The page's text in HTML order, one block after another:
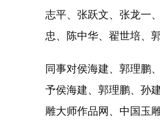
志平、张跃文、张龙一
忠、陈中华、翟世培、
同事对侯海建、郭理鹏
予侯海建、郭理鹏、孙
雕大师作品网、中国玉